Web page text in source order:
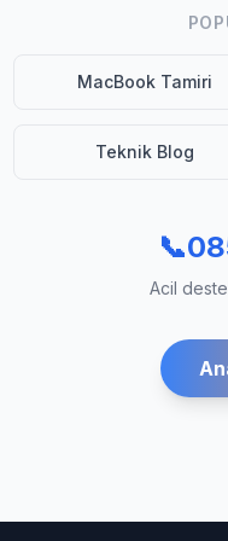
MacBook Tamiri
Teknik Blog
📞
Acil